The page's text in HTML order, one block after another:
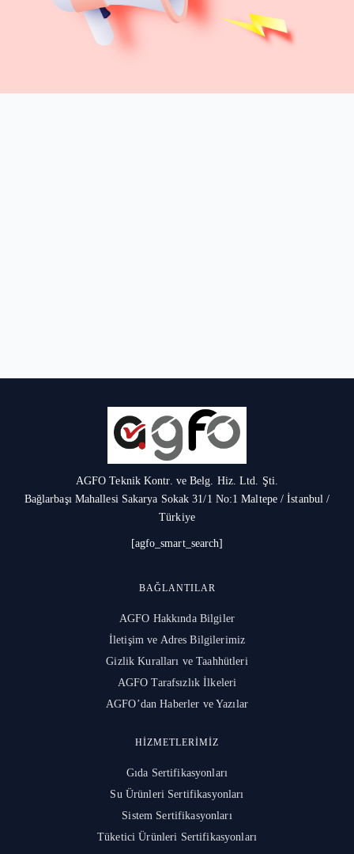
AGFO Teknik Kontr. ve Belg. Hiz. Ltd. Şti.
Bağlarbaşı Mahallesi Sakarya Sokak 31/1 No:1 Maltepe / İstanbul /
Türkiye
[agfo_smart_search]
BAĞLANTILAR
AGFO Hakkında Bilgiler
İletişim ve Adres Bilgilerimiz
Gizlik Kuralları ve Taahhütleri
AGFO Tarafsızlık İlkeleri
AGFO’dan Haberler ve Yazılar
HIZMETLERIMIZ
Gıda Sertifikasyonları
Su Ürünleri Sertifikasyonları
Sistem Sertifikasyonları
Tüketici Ürünleri Sertifikasyonları